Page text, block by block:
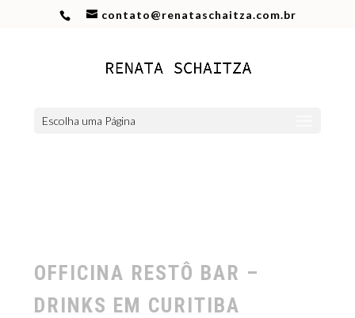
contato@renataschaitza.com.br
Escolha uma Página
OFFICINA RESTÔ BAR –
DRINKS EM CURITIBA